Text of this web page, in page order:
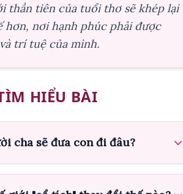
thần tiên của tuổi thơ sẽ khép lại
nơi hạnh phúc phải được
trí tuệ của mình.
HIỂU BÀI
cha sẽ đưa con đi đâu?